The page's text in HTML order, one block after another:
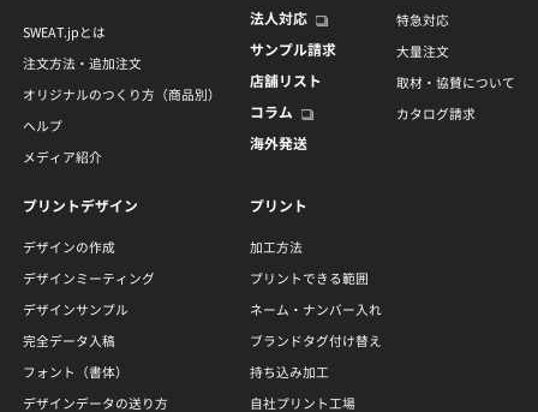
SWEAT.jpとは
注文方法・追加注文
オリジナルのつくり方（商品別）
ヘルプ
メディア紹介
法人対応
サンプル請求
店舗リスト
コラム
海外発送
特急対応
大量注文
取材・協賛について
カタログ請求
プリントデザイン
デザインの作成
デザインミーティング
デザインサンプル
完全データ入稿
フォント（書体）
デザインデータの送り方
プリント
加工方法
プリントできる範囲
ネーム・ナンバー入れ
ブランドタグ付け替え
持ち込み加工
自社プリント工場